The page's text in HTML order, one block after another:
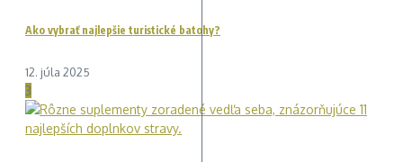
Ako vybrať najlepšie turistické batohy?
12. júla 2025
3